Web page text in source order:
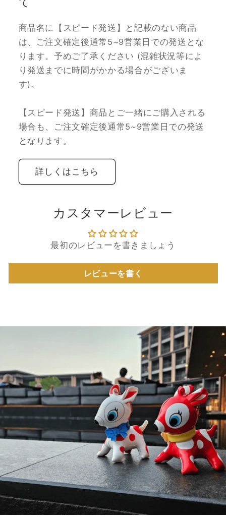
商品名に【スピード発送】と記載のない商品
は、ご注文確定後通常5~9営業日での発送とな
ります。予めご了承ください (混雑状況等によ
り発送までに時間がかかる場合がございま
す)。
【スピード発送】商品とご一緒にご購入される
場合も、ご注文確定後通常5~9営業日での発送
となります。
詳しくはこちら
カスタマーレビュー
最初のレビューを書きましょう
レビューを書く